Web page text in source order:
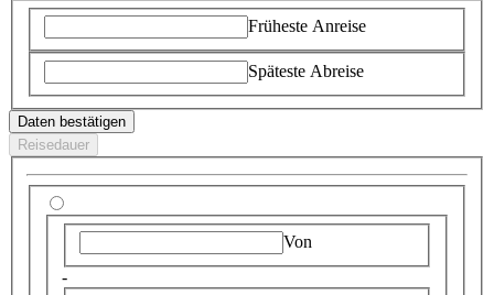
Früheste Anreise
Späteste Abreise
Daten bestätigen
Reisedauer
Von
-